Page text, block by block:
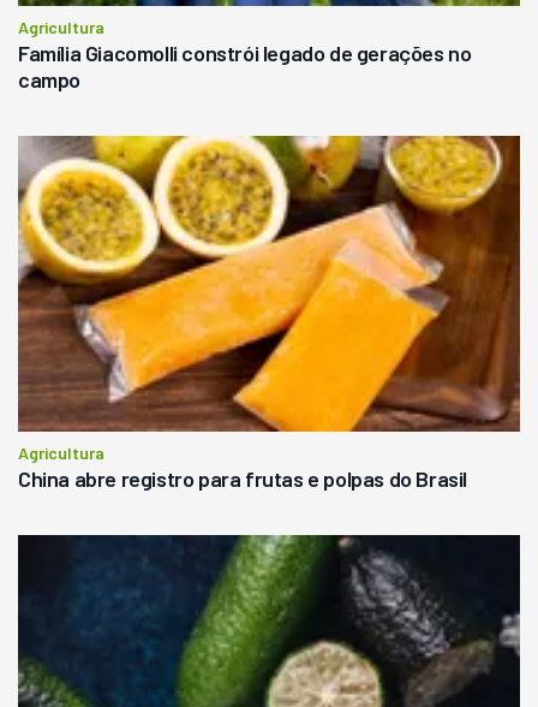
Agricultura
Família Giacomolli constrói legado de gerações no
campo
Agricultura
China abre registro para frutas e polpas do Brasil